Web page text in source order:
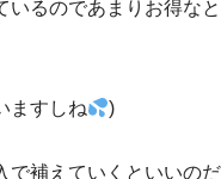
いるのであまりお得なと
ますしね )
で補えていくといいのだ